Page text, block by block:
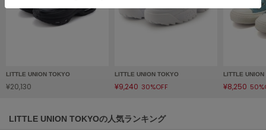
FILA
フィラ
FURFUR
ファーファー
LITTLE UNION TOKYO
¥20,130
LITTLE UNION TOKYO
¥9,240 30%OFF
LITTLE
¥8,250
LITTLE UNION TOKYOの人気ランキング